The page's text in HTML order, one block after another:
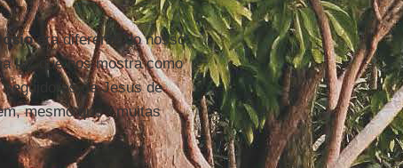
era diferente do nosso,
luz que nos mostra como
de Jesus de
mesmo que - muitas